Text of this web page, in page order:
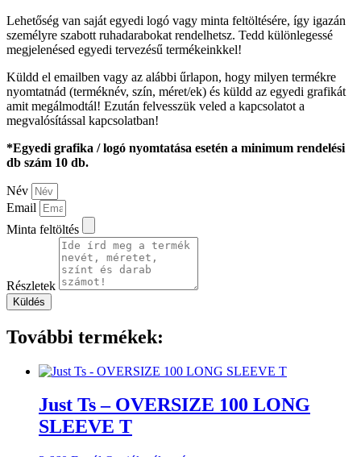
Lehetőség van saját egyedi logó vagy minta feltöltésére, így igazán
személyre szabott ruhadarabokat rendelhetsz. Tedd különlegessé
megjelenésed egyedi tervezésű termékeinkkel!
Küldd el emailben vagy az alábbi űrlapon, hogy milyen termékre
nyomtatnád (terméknév, szín, méret/ek) és küldd az egyedi grafikát
amit megálmodtál! Ezután felvesszük veled a kapcsolatot a
megvalósítással kapcsolatban!
*Egyedi grafika / logó nyomtatása esetén a minimum rendelési
db szám 10 db.
Név
Email
Minta feltöltés
Részletek
Küldés
További termékek:
Just Ts – OVERSIZE 100 LONG
SLEEVE T